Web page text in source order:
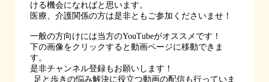
ける機会になればと思います。
医療、介護関係の方は是非ともご参加くださいませ！
一般の方向けには当方のYouTubeがオススメです！
下の画像をクリックすると動画ページに移動できま
す。
是非チャンネル登録もお願いします！
足と歩きの悩み解決に役立つ動画の配信も行っていま